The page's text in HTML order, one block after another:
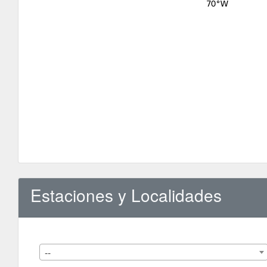
Estaciones y Localidades
--